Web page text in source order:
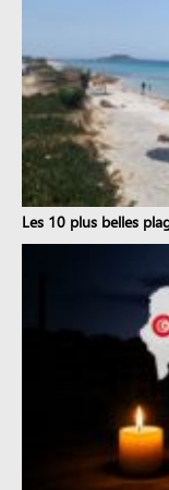
Les 10 plus belles